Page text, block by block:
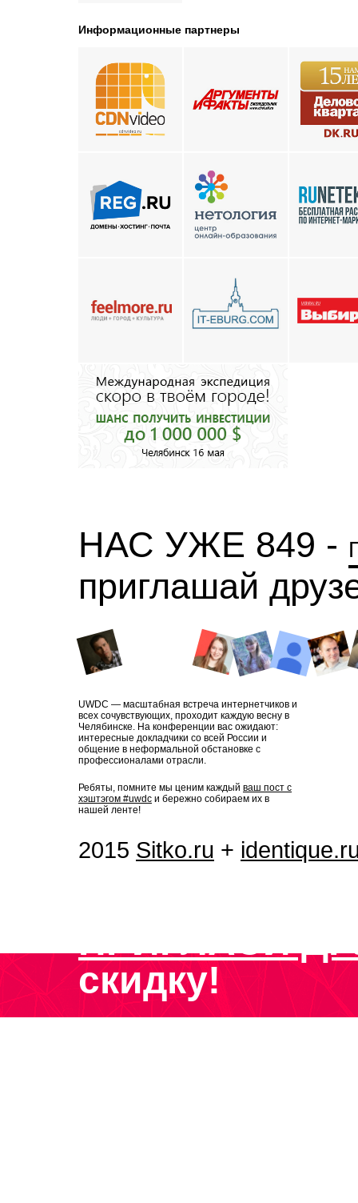
Информационные партнеры
НАС УЖЕ 849 -
приглашай
UWDC — масштабная встреча интернетчиков и
всех сочувствующих, проходит каждую весну в
Челябинске. На конференции вас ожидают:
интересные докладчики со всей России и
общение в неформальной обстановке с
профессионалами отрасли.
Ребяты, помните мы ценим каждый ваш пост с
хэштэгом #uwdc и бережно собираем их в
нашей ленте!
2015 Sitko.ru +
ПРИГЛАСИ
скидку!